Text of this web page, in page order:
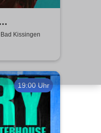
Kissingen
19:00 Uhr